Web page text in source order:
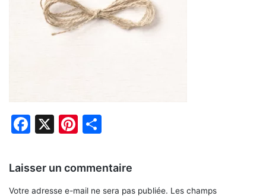
Facebook
X Pinterest
Laisser un commentaire
Votre adresse e-mail ne sera pas publiée. Les champs